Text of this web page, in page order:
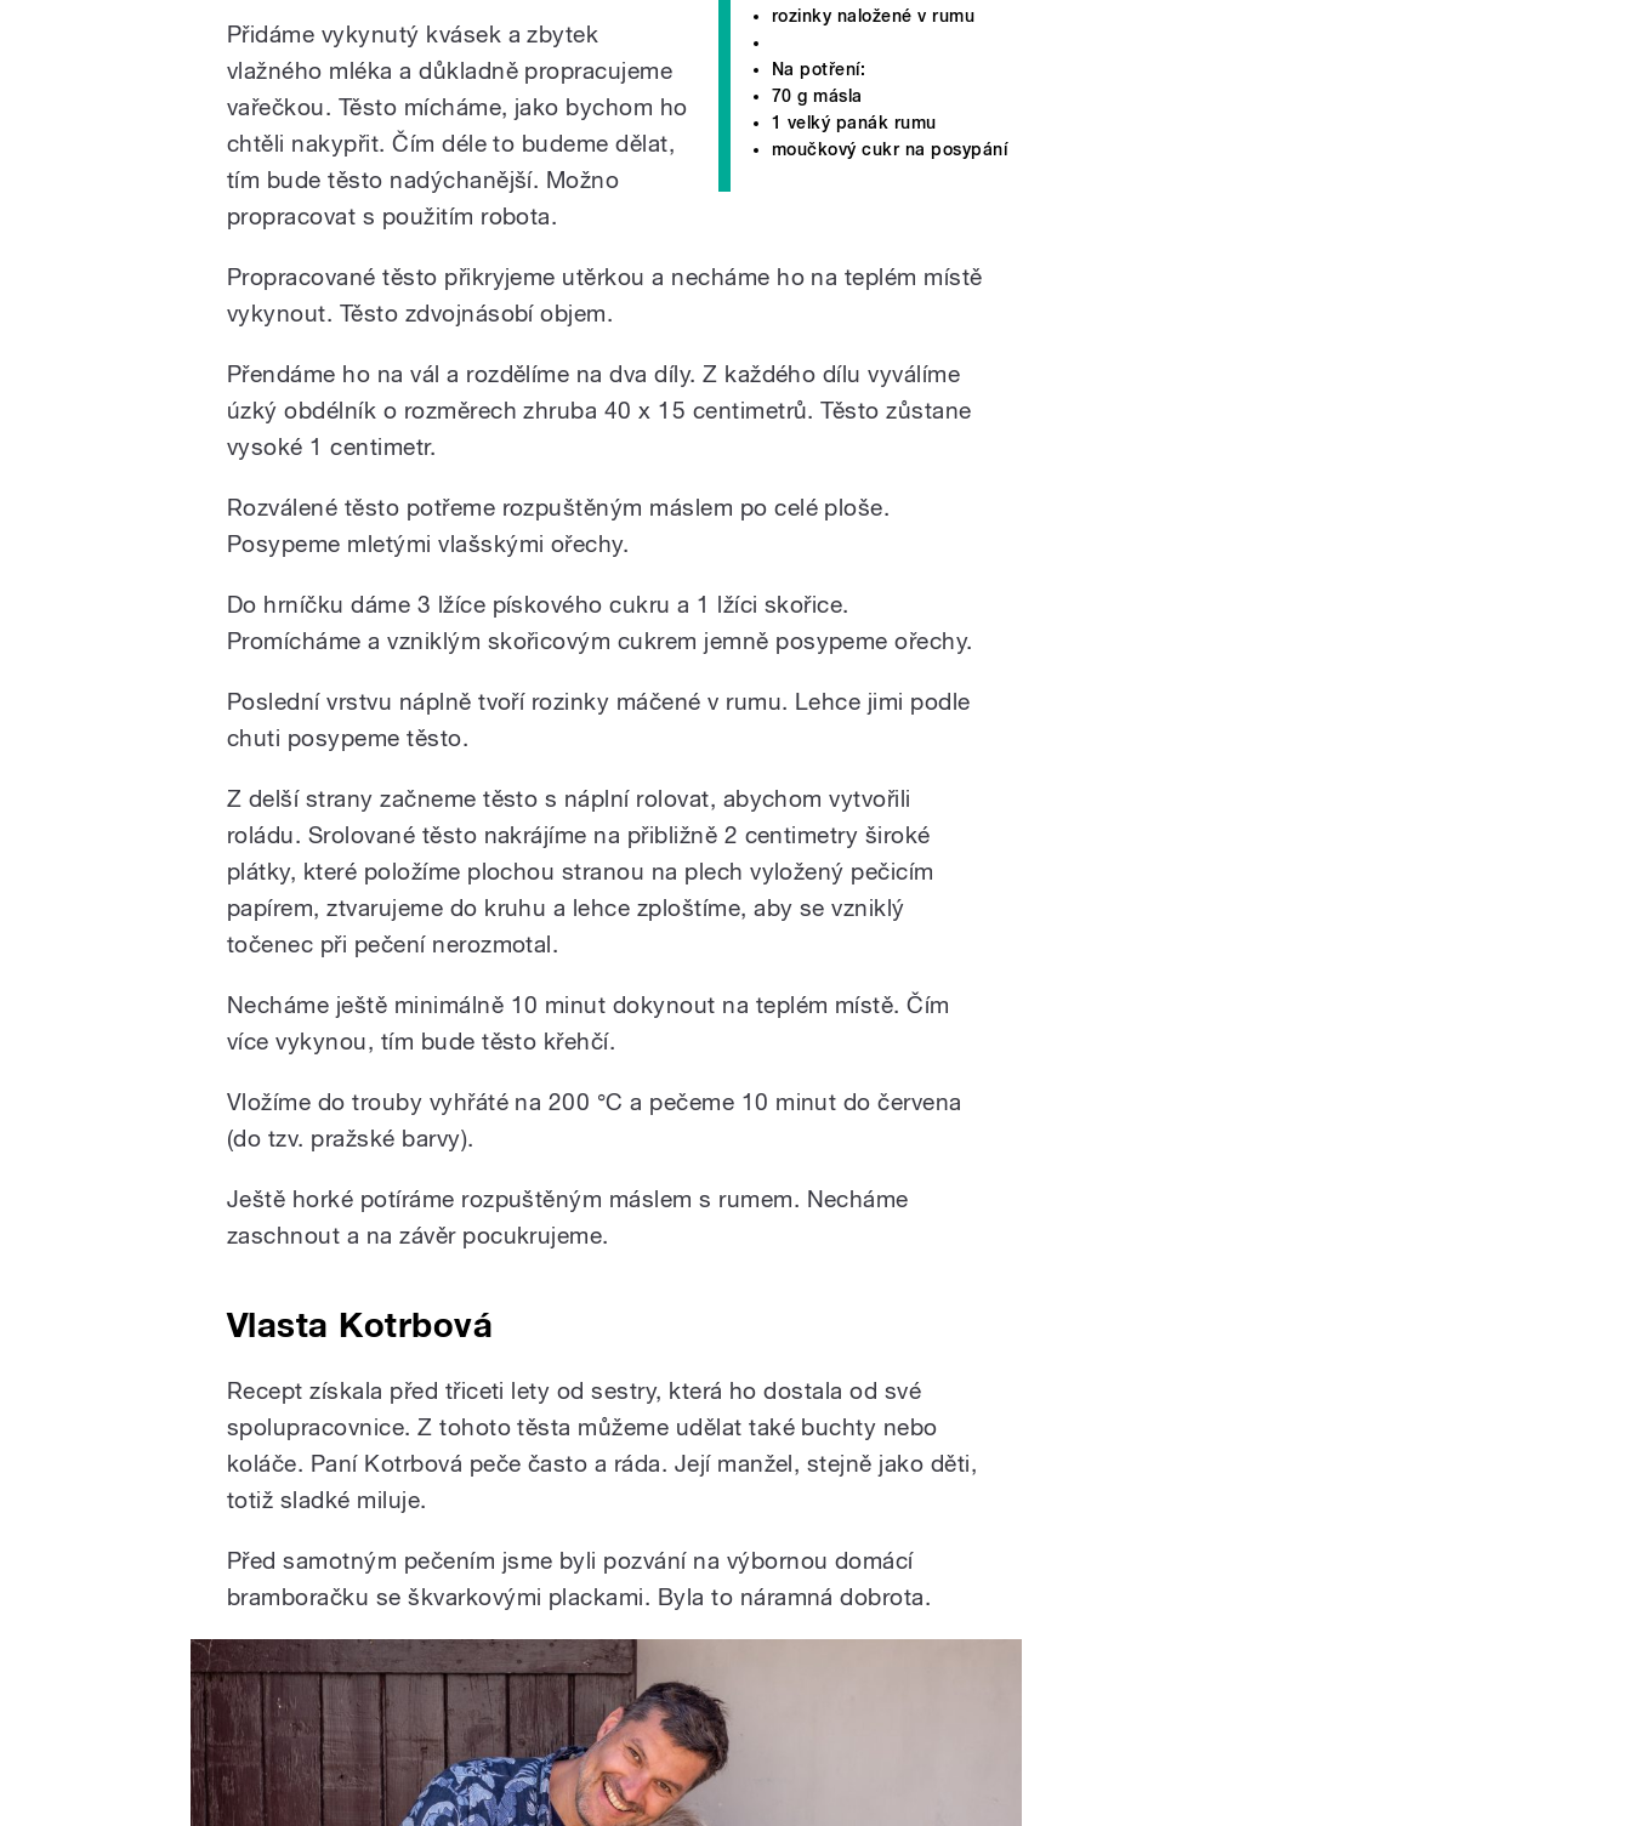
rozinky naložené v rumu
Na potření:
70 g másla
1 velký panák rumu
moučkový cukr na posypání
Přidáme vykynutý kvásek a zbytek
vlažného mléka a důkladně propracujeme
vařečkou. Těsto mícháme, jako bychom ho
chtěli nakypřit. Čím déle to budeme dělat,
tím bude těsto nadýchanější. Možno
propracovat s použitím robota.
Propracované těsto přikryjeme utěrkou a necháme ho na teplém místě
vykynout. Těsto zdvojnásobí objem.
Přendáme ho na vál a rozdělíme na dva díly. Z každého dílu vyválíme
úzký obdélník o rozměrech zhruba 40 x 15 centimetrů. Těsto zůstane
vysoké 1 centimetr.
Rozválené těsto potřeme rozpuštěným máslem po celé ploše.
Posypeme mletými vlašskými ořechy.
Do hrníčku dáme 3 lžíce pískového cukru a 1 lžíci skořice.
Promícháme a vzniklým skořicovým cukrem jemně posypeme ořechy.
Poslední vrstvu náplně tvoří rozinky máčené v rumu. Lehce jimi podle
chuti posypeme těsto.
Z delší strany začneme těsto s náplní rolovat, abychom vytvořili
roládu. Srolované těsto nakrájíme na přibližně 2 centimetry široké
plátky, které položíme plochou stranou na plech vyložený pečicím
papírem, ztvarujeme do kruhu a lehce zploštíme, aby se vzniklý
točenec při pečení nerozmotal.
Necháme ještě minimálně 10 minut dokynout na teplém místě. Čím
více vykynou, tím bude těsto křehčí.
Vložíme do trouby vyhřáté na 200 °C a pečeme 10 minut do červena
(do tzv. pražské barvy).
Ještě horké potíráme rozpuštěným máslem s rumem. Necháme
zaschnout a na závěr pocukrujeme.
Vlasta Kotrbová
Recept získala před třiceti lety od sestry, která ho dostala od své
spolupracovnice. Z tohoto těsta můžeme udělat také buchty nebo
koláče. Paní Kotrbová peče často a ráda. Její manžel, stejně jako děti,
totiž sladké miluje.
Před samotným pečením jsme byli pozvání na výbornou domácí
bramboračku se škvarkovými plackami. Byla to náramná dobrota.